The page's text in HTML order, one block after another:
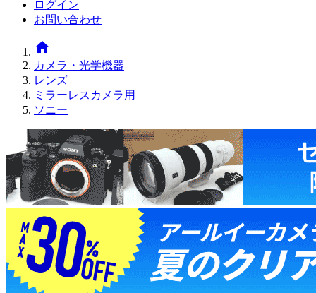
ログイン
お問い合わせ
home
カメラ・光学機器
レンズ
ミラーレスカメラ用
ソニー